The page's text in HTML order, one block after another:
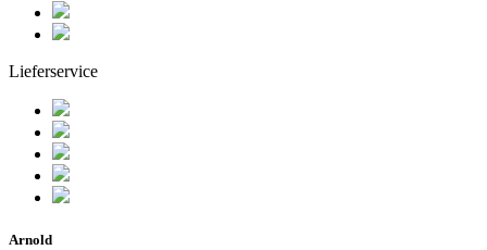
Lieferservice
Arnold